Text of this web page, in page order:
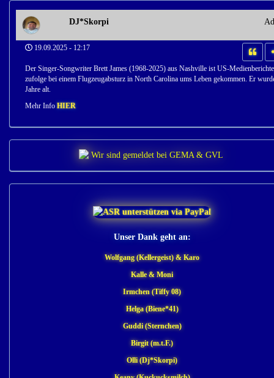
DJ*Skorpi
19.09.2025 - 12:17
Der Singer-Songwriter Brett James (1968-2025) aus Nashville ist US-
zufolge bei einem Flugzeugabsturz in North Carolina ums Leben gekommen. Er
Jahre alt.
Mehr Info HIER
Unser Dank geht an:
Wolfgang (Kellergeist) & Karo
Kalle & Moni
Irmchen (Tiffy 08)
Helga (Biene*41)
Guddi (Sternchen)
Birgit (m.t.F.)
Olli (Dj*Skorpi)